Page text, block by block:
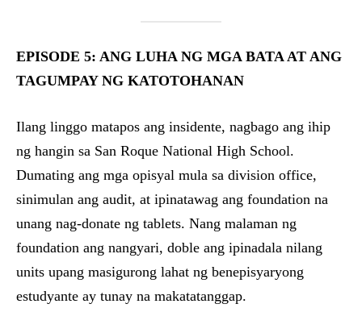
EPISODE 5: ANG LUHA NG MGA BATA AT ANG
TAGUMPAY NG KATOTOHANAN
Ilang linggo matapos ang insidente, nagbago ang ihip
ng hangin sa San Roque National High School.
Dumating ang mga opisyal mula sa division office,
sinimulan ang audit, at ipinatawag ang foundation na
unang nag-donate ng tablets. Nang malaman ng
foundation ang nangyari, doble ang ipinadala nilang
units upang masigurong lahat ng benepisyaryong
estudyante ay tunay na makatatanggap.